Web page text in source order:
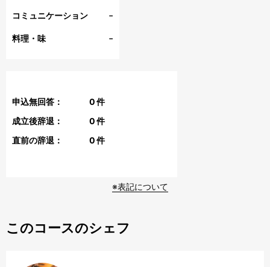
コミュニケーション -
料理・味 -
申込無回答： 0件
成立後辞退：
0件
直前の辞退：
0件
※表記について
このコースのシェフ